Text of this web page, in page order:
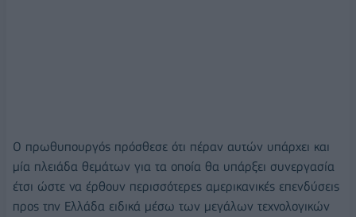
Ο πρωθυπουργός πρόσθεσε ότι πέραν αυτών υπάρχει και
μία πλειάδα θεμάτων για τα οποία θα υπάρξει συνεργασία
έτσι ώστε να έρθουν περισσότερες αμερικανικές επενδύσεις
προς την Ελλάδα ειδικά μέσω των μεγάλων τεχνολογικών